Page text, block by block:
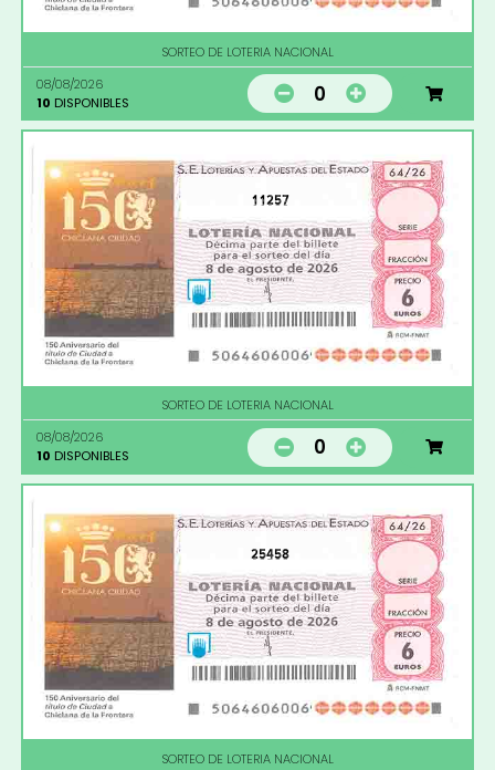
SORTEO DE LOTERIA NACIONAL
08/08/2026
10 DISPONIBLES 0
11257
SORTEO DE LOTERIA NACIONAL
08/08/2026
10 DISPONIBLES 0
25458
SORTEO DE LOTERIA NACIONAL